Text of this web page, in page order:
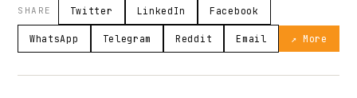
SHARE Twitter LinkedIn Facebook
WhatsApp Telegram Reddit Email ↗ More